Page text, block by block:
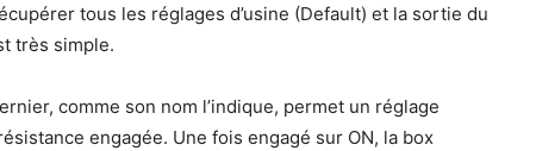
tous les réglages d’usine (Default) et la sortie du
très simple.
comme son nom l’indique, permet un réglage
engagée. Une fois engagé sur ON, la box